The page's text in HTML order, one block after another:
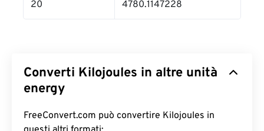
20 4780.1147228
Converti Kilojoules in altre unità
energy
FreeConvert.com può convertire Kilojoules in